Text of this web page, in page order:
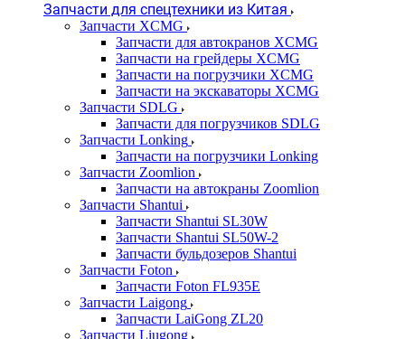
Запчасти для спецтехники из Китая
Запчасти XCMG
Запчасти для автокранов XCMG
Запчасти на грейдеры XCMG
Запчасти на погрузчики XCMG
Запчасти на экскаваторы XCMG
Запчасти SDLG
Запчасти для погрузчиков SDLG
Запчасти Lonking
Запчасти на погрузчики Lonking
Запчасти Zoomlion
Запчасти на автокраны Zoomlion
Запчасти Shantui
Запчасти Shantui SL30W
Запчасти Shantui SL50W-2
Запчасти бульдозеров Shantui
Запчасти Foton
Запчасти Foton FL935E
Запчасти Laigong
Запчасти LaiGong ZL20
Запчасти Liugong